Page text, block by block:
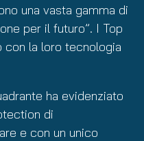
una vasta gamma di
per il futuro”. I Top
con la loro tecnologia
ha evidenziato
di
e con un unico